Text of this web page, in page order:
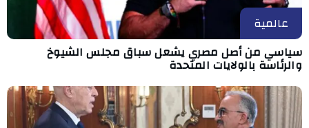
عالمية
سياسي من أصل مصري يشعل سباق مجلس الشيوخ
والرئاسة بالولايات المتحدة